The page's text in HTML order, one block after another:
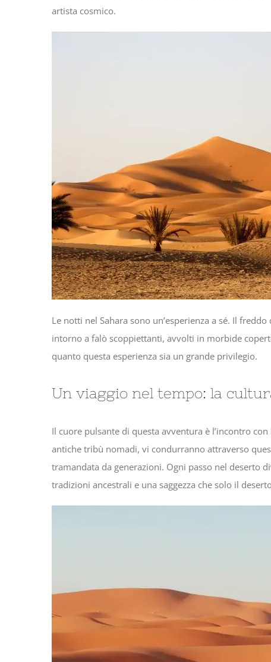
artista cosmico.
Le notti nel Sahara sono un’esperienza a sé. Il
intorno a falò scoppiettanti, avvolti in morbide
quanto questa esperienza sia un grande privilegio.
Un viaggio nel tempo: la
Il cuore pulsante di questa avventura è l’incontro
antiche tribù nomadi, vi condurranno attraverso
tramandata da generazioni. Ogni passo nel deserto
tradizioni ancestrali e una saggezza che solo il